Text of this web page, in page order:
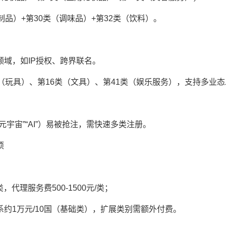
+第30类（调味品）+第32类（饮料）。
如IP授权、跨界联名。
）、第16类（文具）、第41类（娱乐服务），支持多业态
”“AI”）易被抢注，需快速多类注册。
理服务费500-1500元/类；
万元/10国（基础类），扩展类别需额外付费。